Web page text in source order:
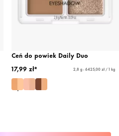
Ceń do powiek Daily Duo
17,99 zł*
2,8 g - 6425,00 zł / 1 kg